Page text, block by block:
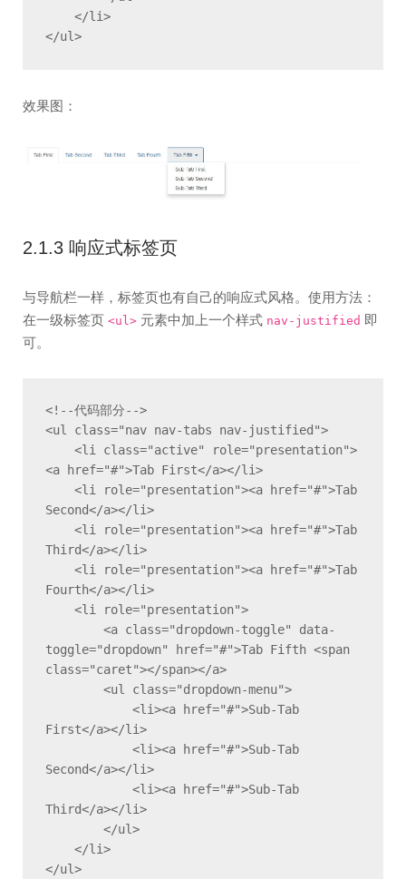
</ul>
效果图：
2.1.3 响应式标签页
与导航栏一样，标签页也有自己的响应式风格。使用方法：
在一级标签页 <ul> 元素中加上一个样式 nav-justified 即
可。
<!--代码部分-->
<ul class="nav nav-tabs nav-justified">
<a href="#">Tab First</a></li>
Second</a></li>
Third</a></li>
Fourth</a></li>
toggle="dropdown" href="#">Tab Fifth <span
class="caret"></span></a>
First</a></li>
Second</a></li>
Third</a></li>
</ul>